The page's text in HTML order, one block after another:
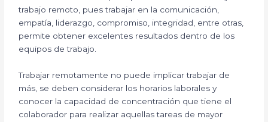
trabajo remoto, pues trabajar en la comunicación,
empatía, liderazgo, compromiso, integridad, entre otras,
permite obtener excelentes resultados dentro de los
equipos de trabajo.
Trabajar remotamente no puede implicar trabajar de
más, se deben considerar los horarios laborales y
conocer la capacidad de concentración que tiene el
colaborador para realizar aquellas tareas de mayor